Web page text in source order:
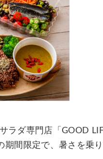
ラダ専門店「GOOD
期間限定で、暑さを乗